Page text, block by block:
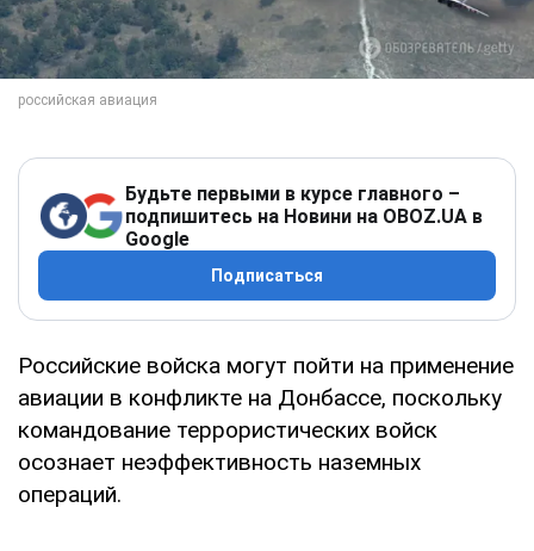
Будьте первыми в курсе главного –
подпишитесь на Новини на OBOZ.UA в
Google
Подписаться
Российские войска могут пойти на применение
авиации в конфликте на Донбассе, поскольку
командование террористических войск
осознает неэффективность наземных
операций.